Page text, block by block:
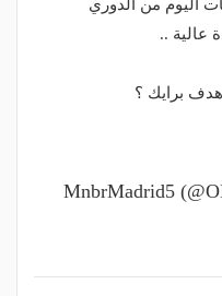
اليوم من الدوري
عالية ..
برايك ؟